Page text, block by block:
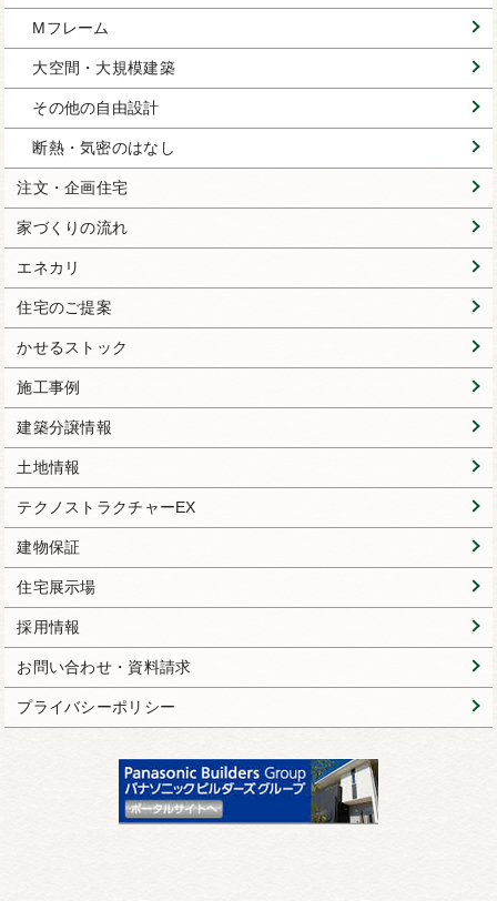
Mフレーム
大空間・大規模建築
その他の自由設計
断熱・気密のはなし
注文・企画住宅
家づくりの流れ
エネカリ
住宅のご提案
かせるストック
施工事例
建築分譲情報
土地情報
テクノストラクチャーEX
建物保証
住宅展示場
採用情報
お問い合わせ・資料請求
プライバシーポリシー